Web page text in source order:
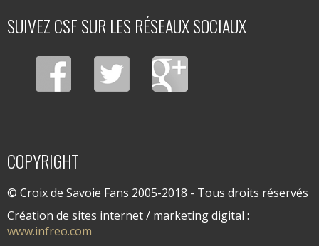
SUIVEZ CSF SUR LES RÉSEAUX SOCIAUX
COPYRIGHT
© Croix de Savoie Fans 2005-2018 - Tous droits réservés
Création de sites internet / marketing digital :
www.infreo.com